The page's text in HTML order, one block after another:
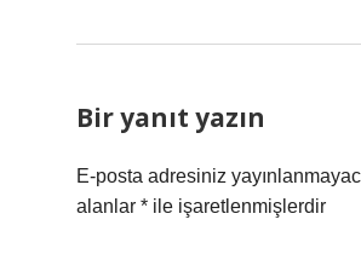
Bir yanıt yazın
E-posta adresiniz
alanlar * ile işaretlenmişlerdir